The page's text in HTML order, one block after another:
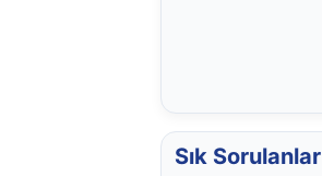
Sık Sorulanlar